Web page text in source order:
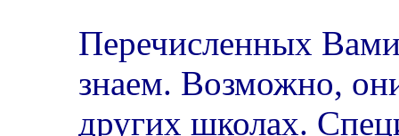
Перечисленных
знаем. Возможно,
других школах.